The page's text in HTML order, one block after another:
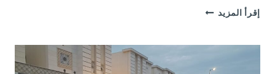
إقرأ المزيد شركة
خصم